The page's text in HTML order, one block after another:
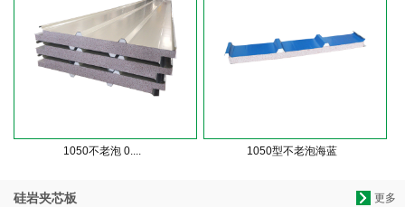
1050不老泡 0.... 1050型不老泡海蓝
更多
硅岩夹芯板